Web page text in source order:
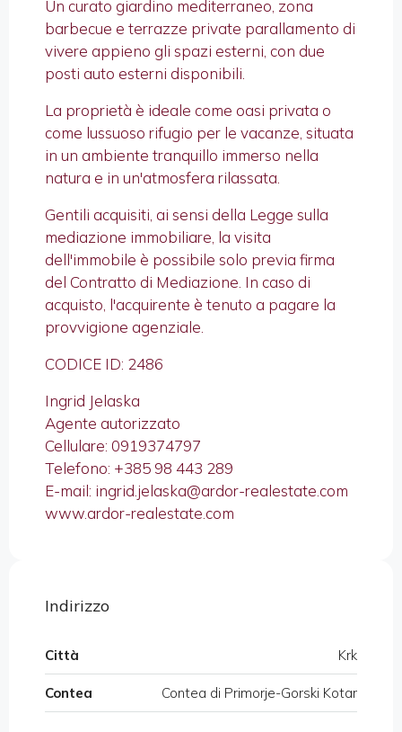
Un curato giardino mediterraneo, zona
barbecue e terrazze private parallamento di
vivere appieno gli spazi esterni, con due
posti auto esterni disponibili.
La proprietà è ideale come oasi privata o
come lussuoso rifugio per le vacanze, situata
in un ambiente tranquillo immerso nella
natura e in un'atmosfera rilassata.
Gentili acquisiti, ai sensi della Legge sulla
mediazione immobiliare, la visita
dell'immobile è possibile solo previa firma
del Contratto di Mediazione. In caso di
acquisto, l'acquirente è tenuto a pagare la
provvigione agenziale.
CODICE ID: 2486
Ingrid Jelaska
Agente autorizzato
Cellulare: 0919374797
Telefono: +385 98 443 289
E-mail: ingrid.jelaska@ardor-realestate.com
www.ardor-realestate.com
Indirizzo
Città Krk
Contea Contea di Primorje-Gorski Kotar